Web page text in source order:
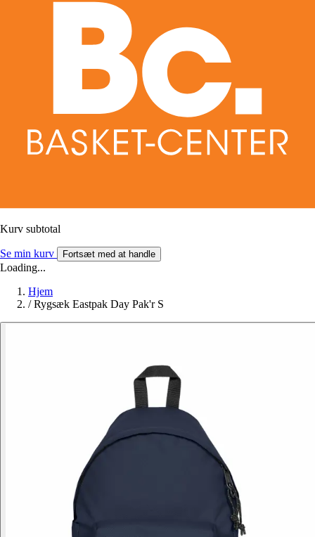
Kurv subtotal
Se min kurv Fortsæt med at handle
Loading...
Hjem
/ Rygsæk Eastpak Day Pak'r S